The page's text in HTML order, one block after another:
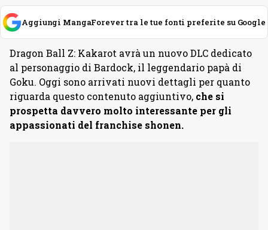
Aggiungi MangaForever tra le tue fonti preferite su Google
Dragon Ball Z: Kakarot avrà un nuovo DLC dedicato
al personaggio di Bardock, il leggendario papà di
Goku. Oggi sono arrivati nuovi dettagli per quanto
riguarda questo contenuto aggiuntivo, che si
prospetta davvero molto interessante per gli
appassionati del franchise shonen.